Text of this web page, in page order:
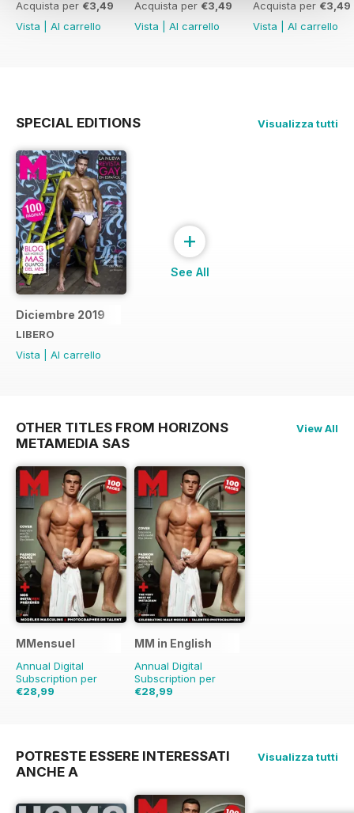
Acquista per €3,49
Vista
Al carrello
Acquista per €3,49
Vista
Al carrello
Acquista per €3,49
Vista
Al carrello
SPECIAL EDITIONS Visualizza tutti
Diciembre 2019
LIBERO
Vista
Al carrello
+
See All
OTHER TITLES FROM HORIZONS
METAMEDIA SAS
View All
MMensuel
Annual Digital
Subscription per
€28,99
MM in English
Annual Digital
Subscription per
€28,99
POTRESTE ESSERE INTERESSATI
ANCHE A
Visualizza tutti